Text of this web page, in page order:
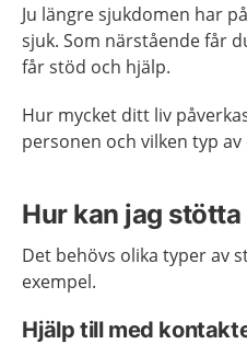
Ju längre sjukdomen har
sjuk. Som närstående får
får stöd och hjälp.
Hur mycket ditt liv
personen och vilken typ
Hur kan jag
Det behövs olika typer av
exempel.
Hjälp till med